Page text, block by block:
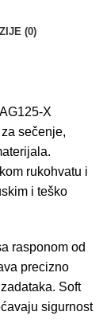
(0)
X
sečenje,
rukohvatu i
i teško
rasponom od
precizno
Soft
sigurnost